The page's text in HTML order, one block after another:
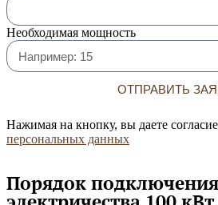
Необходимая мощность
ОТПРАВИТЬ
Нажимая на кнопку, вы даете
персональных данных
Порядок подключения